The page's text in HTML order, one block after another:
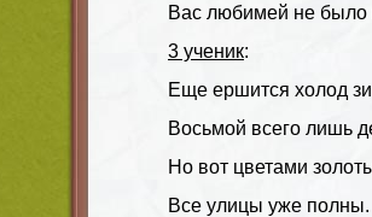
Вас любимей не было
3 ученик:
Еще ершится холод
Восьмой всего лишь
Но вот цветами
Все улицы уже полны.